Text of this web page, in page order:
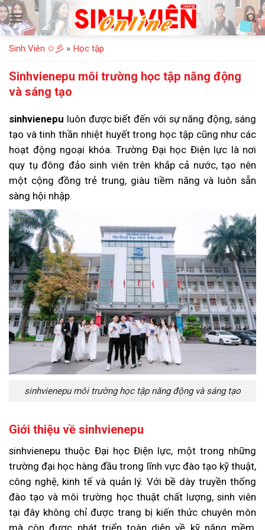
Bỏ
qua
nội
dung
Sinh Viên ✩彡 » Học tập
Sinhvienepu môi trường học tập năng động
và sáng tạo
sinhvienepu luôn được biết đến với sự năng động, sáng
tạo và tinh thần nhiệt huyết trong học tập cũng như các
hoạt động ngoại khóa. Trường Đại học Điện lực là nơi
quy tụ đông đảo sinh viên trên khắp cả nước, tạo nên
một cộng đồng trẻ trung, giàu tiềm năng và luôn sẵn
sàng hội nhập.
sinhvienepu môi trường học tập năng động và sáng tạo
Giới thiệu về sinhvienepu
sinhvienepu thuộc Đại học Điện lực, một trong những
trường đại học hàng đầu trong lĩnh vực đào tạo kỹ thuật,
công nghệ, kinh tế và quản lý. Với bề dày truyền thống
đào tạo và môi trường học thuật chất lượng, sinh viên
tại đây không chỉ được trang bị kiến thức chuyên môn
mà còn được phát triển toàn diện về kỹ năng mềm,